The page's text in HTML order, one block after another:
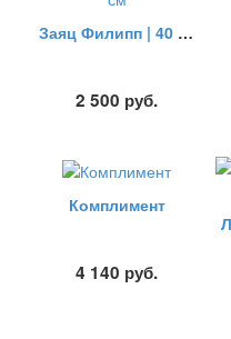
Заяц Филипп | 40 см
2 500 руб.
Комплимент
4 140 руб.